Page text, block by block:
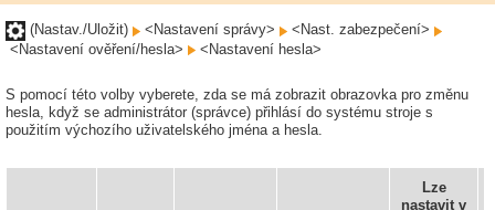
(Nastav./Uložit) <Nastavení správy>
<Nast. zabezpečení>
<Nastavení ověření/hesla>
<Nastavení hesla>
S pomocí této volby vyberete, zda se má zobrazit obrazovka pro změnu
hesla, když se administrátor (správce) přihlásí do systému stroje s
použitím výchozího uživatelského jména a hesla.
Lze
nastavit v